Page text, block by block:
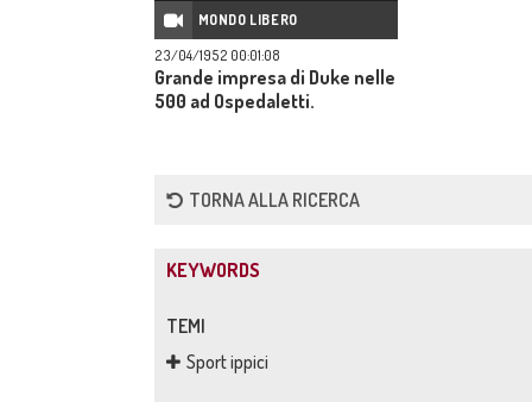
MONDO LIBERO
23/04/1952 00:01:08
Grande impresa di Duke nelle
500 ad Ospedaletti.
TORNA ALLA RICERCA
KEYWORDS
TEMI
Sport ippici